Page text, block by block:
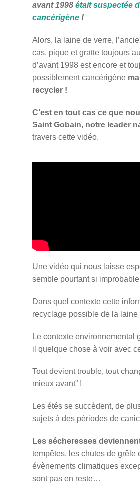
avant 1998 était suspectée
cancérigène!
Alors, la laine de verre,
cas, pique et gratte toujours
d’avant 1998 est encore et
possiblement cancérigène
recycler !
C’est en tout cas ce que
Saint Gobain, notre leader
travers cette vidéo.
Une vidéo qui nous laisse
semble pourtant si
Dans quel contexte cette
recyclage possible de la laine
Le contexte environnemental
il quelque chose à voir avec
Tout devient trouble, tout
mieux avant” !
Les étés se succèdent, de
sujets à des périodes de
Les sécheresses
tempêtes, les chutes de grêle
évènements climatiques
sont pas en reste…